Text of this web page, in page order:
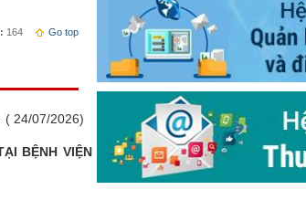
164 Go top
( 24/07/2026)
BỆNH VIỆN